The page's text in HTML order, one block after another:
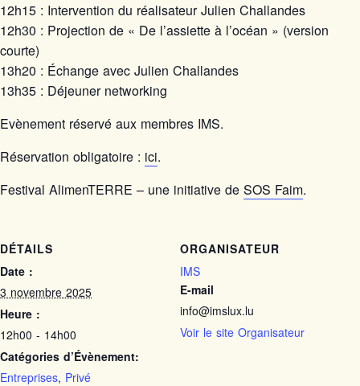
12h15 : Intervention du réalisateur Julien Challandes
12h30 : Projection de « De l’assiette à l’océan » (version
courte)
13h20 : Échange avec Julien Challandes
13h35 : Déjeuner networking
Evènement réservé aux membres IMS.
Réservation obligatoire : ici.
Festival AlimenTERRE – une initiative de SOS Faim.
DÉTAILS
Date :
3 novembre 2025
Heure :
12h00 - 14h00
Catégories d’Évènement:
Entreprises, Privé
ORGANISATEUR
IMS
E-mail
info@imslux.lu
Voir le site Organisateur